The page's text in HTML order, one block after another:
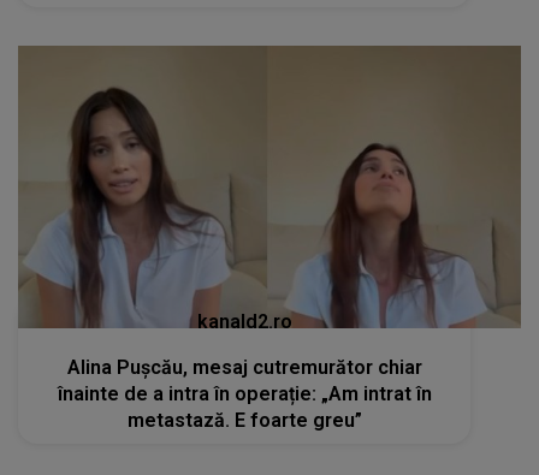
kanald2.ro
Alina Pușcău, mesaj cutremurător chiar
înainte de a intra în operație: „Am intrat în
metastază. E foarte greu”